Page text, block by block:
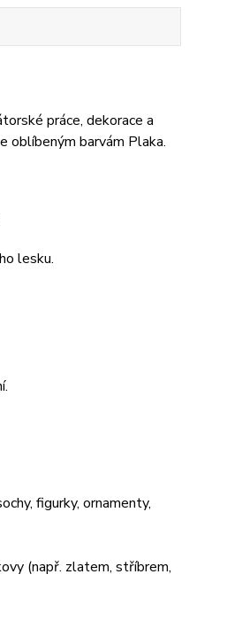
práce, dekorace a
oblíbeným barvám Plaka.
lesku.
figurky, ornamenty,
(např. zlatem, stříbrem,